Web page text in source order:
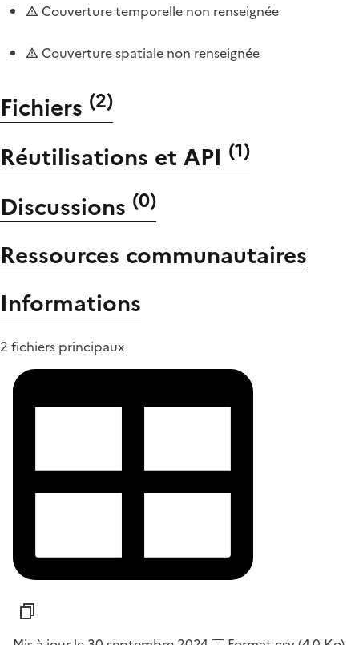
Couverture temporelle non renseignée
Couverture spatiale non renseignée
Fichiers (2)
Réutilisations et API (1)
Discussions (0)
Ressources communautaires
Informations
2 fichiers principaux